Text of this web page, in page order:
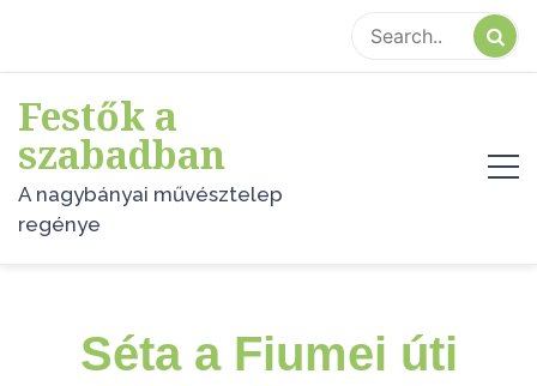
content
Festők a
szabadban
A nagybányai művésztelep
regénye
Séta a Fiumei úti